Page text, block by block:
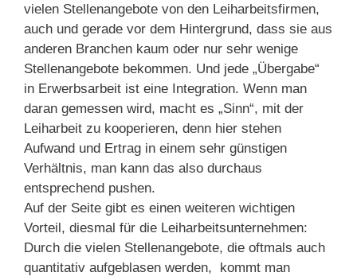
vielen Stellenangebote von den Leiharbeitsfirmen,
auch und gerade vor dem Hintergrund, dass sie aus
anderen Branchen kaum oder nur sehr wenige
Stellenangebote bekommen. Und jede „Übergabe“
in Erwerbsarbeit ist eine Integration. Wenn man
daran gemessen wird, macht es „Sinn“, mit der
Leiharbeit zu kooperieren, denn hier stehen
Aufwand und Ertrag in einem sehr günstigen
Verhältnis, man kann das also durchaus
entsprechend pushen.
Auf der Seite gibt es einen weiteren wichtigen
Vorteil, diesmal für die Leiharbeitsunternehmen:
Durch die vielen Stellenangebote, die oftmals auch
quantitativ aufgeblasen werden, kommt man